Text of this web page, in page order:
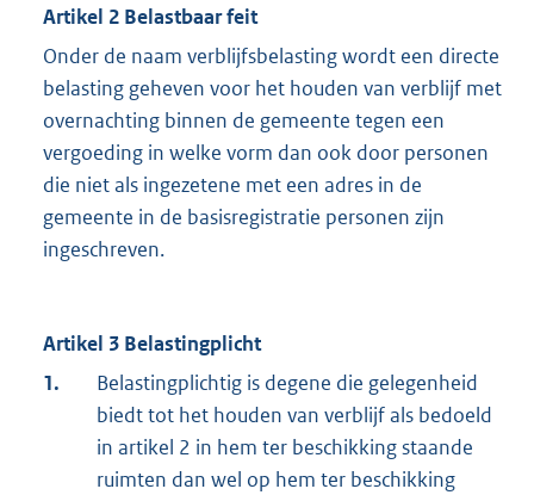
Artikel 2 Belastbaar feit
Onder de naam verblijfsbelasting wordt een directe
belasting geheven voor het houden van verblijf met
overnachting binnen de gemeente tegen een
vergoeding in welke vorm dan ook door personen
die niet als ingezetene met een adres in de
gemeente in de basisregistratie personen zijn
ingeschreven.
Artikel 3 Belastingplicht
1.
Belastingplichtig is degene die gelegenheid
biedt tot het houden van verblijf als bedoeld
in artikel 2 in hem ter beschikking staande
ruimten dan wel op hem ter beschikking